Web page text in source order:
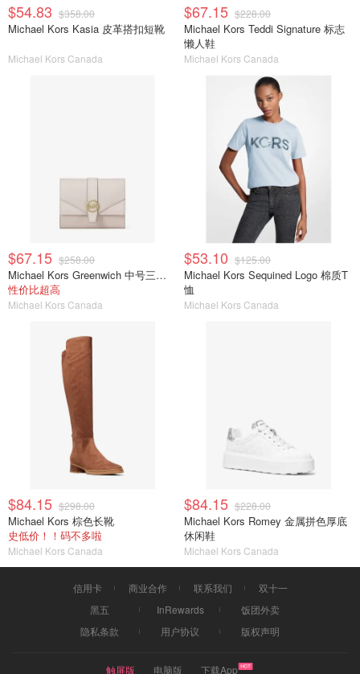
$54.83 $358.00
Michael Kors Kasia 皮革搭扣短靴
Michael Kors Canada
$67.15 $228.00
Michael Kors Teddi Signature 标志
懒人鞋
Michael Kors Canada
$67.15 $258.00
Michael Kors Greenwich 中号三折Saffiano皮革钱包
性价比超高
Michael Kors Canada
$53.10 $125.00
Michael Kors Sequined Logo 棉质T
恤
Michael Kors Canada
$84.15 $298.00
Michael Kors 棕色长靴
史低价！！码不多啦
Michael Kors Canada
$84.15 $228.00
Michael Kors Romey 金属拼色厚底
休闲鞋
Michael Kors Canada
信用卡 商业合作 联系我们
双十一
黑五
InRewards
饭团外卖
隐私条款
用户协议 版权声明
触屏版 电脑版 下载App